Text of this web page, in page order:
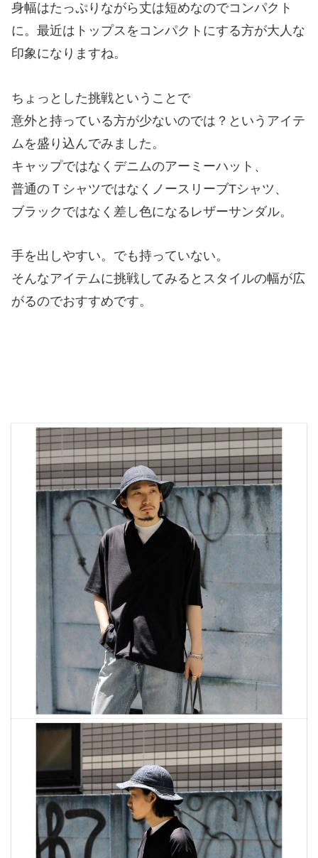
身幅はたっぷりながら丈は短めなのでコンパクト
に。最近はトップスをコンパクトにする方が大人な
印象になりますね。
ちょっとした挑戦ということで
意外と持っている方が少ないのでは？というアイテ
ムを盛り込んでみました。
キャップではなくデニムのアーミーハット、
普通のＴシャツではなくノースリーブTシャツ、
ブラックではなく差し色になるレザーサンダル。
手を出しやすい。でも持っていない。
そんなアイテムに挑戦してみるとスタイルの幅が広
がるのでおすすめです。